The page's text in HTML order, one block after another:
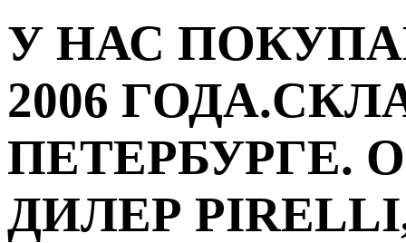
У НАС
2006
ПЕТЕРБУРГЕ.
ДИЛЕР